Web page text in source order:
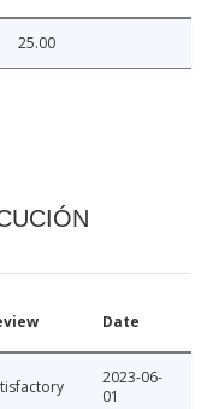
25.00
Date
2023-06-
01